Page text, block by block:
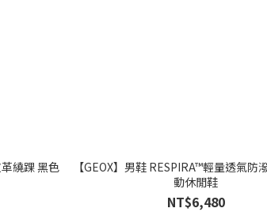
革繞踝 黑色
【GEOX】男鞋 RESPIRA™輕量透氣防
動休閒鞋
NT$6,480